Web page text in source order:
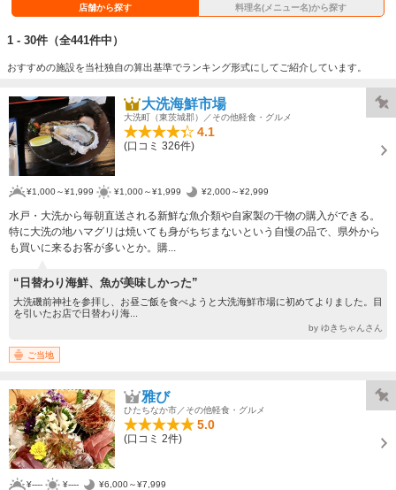
店舗から探す 料理名(メニュー名)から探す
1 - 30件 （全441件中）
おすすめの施設を当社独自の算出基準でランキング形式にしてご紹介しています。
大洗海鮮市場
大洗町（東茨城郡）／その他軽食・グルメ
4.1
(口コミ 326件)
¥1,000～¥1,999 ¥1,000～¥1,999 ¥2,000～¥2,999
水戸・大洗から毎朝直送される新鮮な魚介類や自家製の干物の購入ができる。
特に大洗の地ハマグリは焼いても身がちぢまないという自慢の品で、県外から
も買いに来るお客が多いとか。購...
“日替わり海鮮、魚が美味しかった”
大洗磯前神社を参拝し、お昼ご飯を食べようと大洗海鮮市場に初めてよりました。目
を引いたお店で日替わり海...
by ゆきちゃんさん
ご当地
雅び
ひたちなか市／その他軽食・グルメ
5.0
(口コミ 2件)
¥---- ¥---- ¥6,000～¥7,999